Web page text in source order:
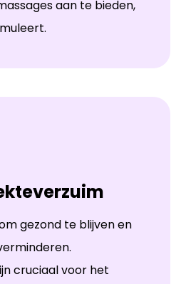
aan te bieden,
gezond te blijven en
cruciaal voor het